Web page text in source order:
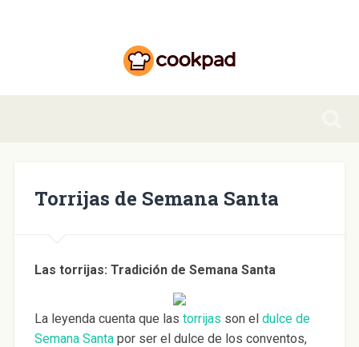
Torrijas de Semana Santa
Las torrijas: Tradición de Semana Santa
La leyenda cuenta que las torrijas son el dulce de
Semana Santapor ser el dulce de los conventos,